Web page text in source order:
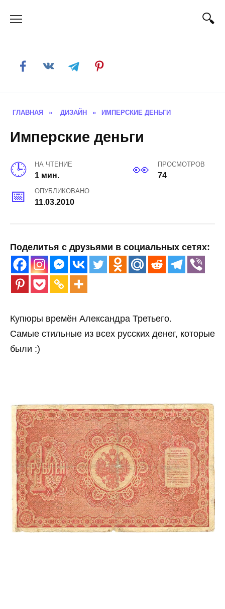
ГЛАВНАЯ » ДИЗАЙН » ИМПЕРСКИЕ ДЕНЬГИ
Имперские деньги
НА ЧТЕНИЕ
1 мин.
ПРОСМОТРОВ
74
ОПУБЛИКОВАНО
11.03.2010
Поделитья с друзьями в социальных сетях:
Купюры времён Александра Третьего.
Самые стильные из всех русских денег, которые
были :)